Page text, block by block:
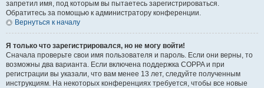
запретил имя, под которым вы пытаетесь зарегистрироваться.
Обратитесь за помощью к администратору конференции.
Вернуться к началу
Я только что зарегистрировался, но не могу войти!
Сначала проверьте свои имя пользователя и пароль. Если они верны, то
возможны два варианта. Если включена поддержка COPPA и при
регистрации вы указали, что вам менее 13 лет, следуйте полученным
инструкциям. На некоторых конференциях требуется, чтобы все новые